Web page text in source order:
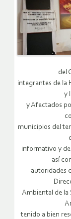
del
integrantes de la
y
y Afectados
municipios del
informativo y
así
autoridades
Ambiental de la
tenido a bien